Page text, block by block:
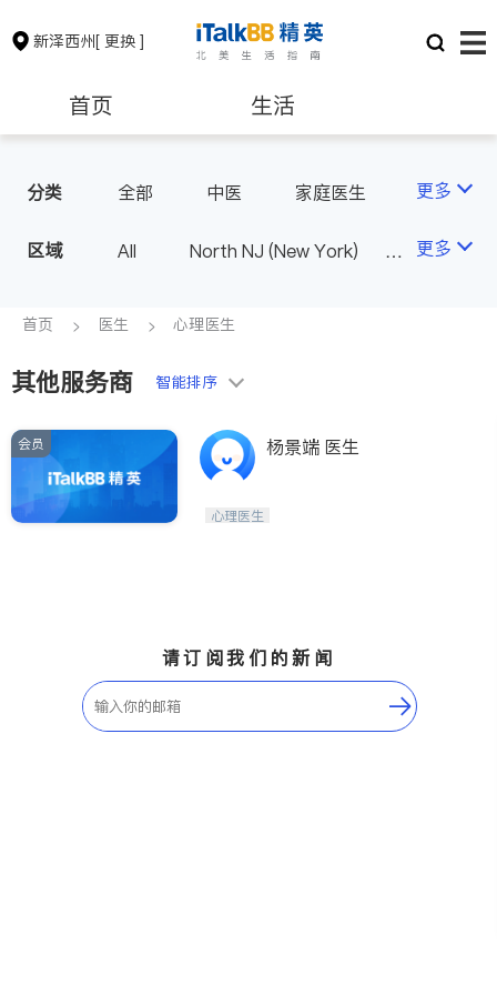
新泽西州[ 更换 ]
首页 生活
保险理财 房地产租售
银行贷款
建筑装修
非盈利组织
分类 全部 中医
家庭医生
眼科
妇科
儿科
神经科
外科
泌尿科
更多
区域 All
North NJ (New York)
更多
首页 医生 心理医生
其他服务商 智能排序
会员 杨景端 医生
心理医生
请订阅我们的新闻